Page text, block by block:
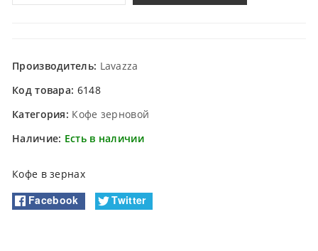
Производитель: Lavazza
Код товара: 6148
Категория: Кофе зерновой
Наличие: Есть в наличии
Кофе в зернах
Facebook Twitter